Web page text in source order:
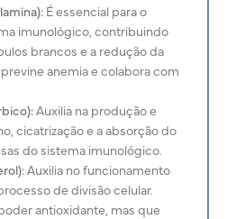
É essencial para o
imunológico, contribuindo
brancos e a redução da
anemia e colabora com
Auxilia na produção e
cicatrização e a absorção do
do sistema imunológico.
Auxilia no funcionamento
de divisão celular.
antioxidante, mas que